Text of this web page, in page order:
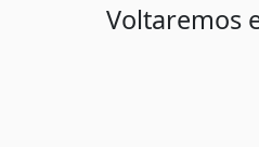
Voltaremos